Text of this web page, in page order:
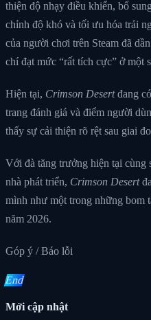
thiện độ nhạy điều khiển, bổ
chỉnh độ khó và tối ưu hóa trải
của người chơi trên Steam đã
chí đạt mức “rất tích cực” ở một
Hiện tại, Crimson Desertđang
trang đánh giá và điểm người
thấy sự cải thiện rõ rệt sau giai
Với đà tăng trưởng hiện tại cùng
nhà phát triển, Crimson Desert
mình như một trong những bom
năm 2026.
Góp ý / Báo lỗi
End
Mới cập nhật